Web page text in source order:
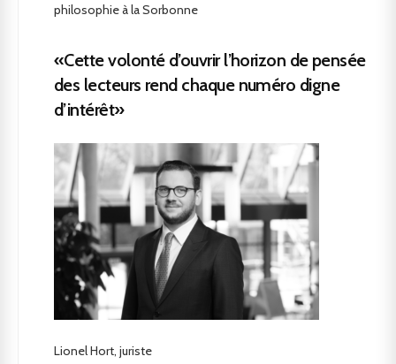
philosophie à la Sorbonne
«Cette volonté d’ouvrir l’horizon de pensée
des lecteurs rend chaque numéro digne
d’intérêt»
Lionel Hort, juriste